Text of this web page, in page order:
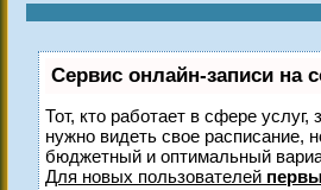
Сервис онлайн-записи на
Тот, кто работает в сфере
нужно видеть свое расписание,
бюджетный и оптимальный
Для новых пользователей